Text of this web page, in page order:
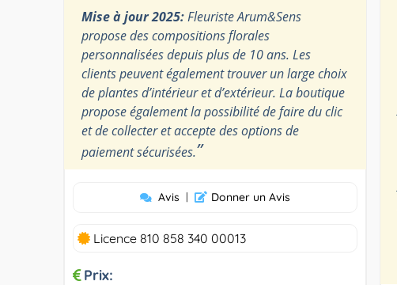
Mise à jour 2025:Fleuriste Arum&Sens
propose des compositions florales
personnalisées depuis plus de 10 ans. Les
clients peuvent également trouver un large choix
de plantes d’intérieur et d’extérieur. La boutique
propose également la possibilité de faire du clic
et de collecter et accepte des options de
paiement sécurisées.”
Avis | Donner un Avis
Licence 810 858 340 00013
Prix: